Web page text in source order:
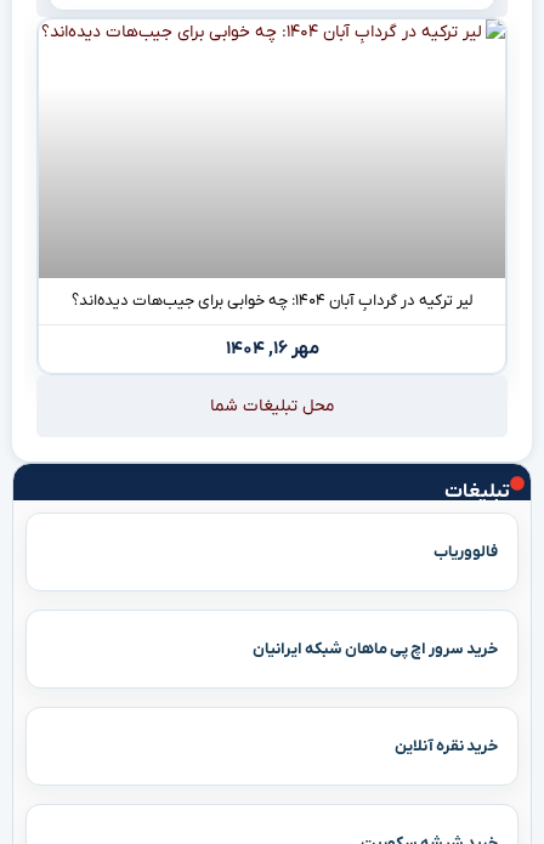
تبلیغات
فالووریاب
خرید سرور اچ پی ماهان شبکه ایرانیان
خرید نقره آنلاین
لیر ترکیه در گردابِ آبان ۱۴۰۴: چه خوابی برای جیب‌هات دیده‌اند؟
مهر ۱۶, ۱۴۰۴
محل تبلیغات شما